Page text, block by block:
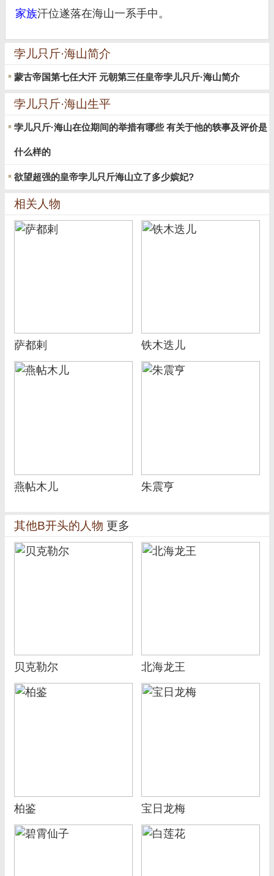
家族汗位遂落在海山一系手中。
孛儿只斤·海山简介
蒙古帝国第七任大汗 元朝第三任皇帝孛儿只斤·海山简介
孛儿只斤·海山生平
孛儿只斤·海山在位期间的举措有哪些 有关于他的轶事及评价是
什么样的
欲望超强的皇帝孛儿只斤海山立了多少嫔妃?
相关人物
萨都剌 铁木迭儿
燕帖木儿 朱震亨
其他B开头的人物 更多
贝克勒尔 北海龙王
柏鉴 宝日龙梅